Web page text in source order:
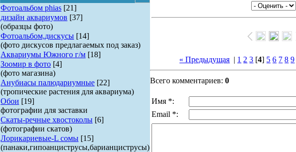
Фотоальбом phias [21]
дизайн аквариумов [37]
(образцы фото)
Фотоальбом,дискусы [14]
(фото дискусов предлагаемых под заказ)
Аквариумы Южного г/м [18]
Зоомир в фото [4]
(фото магазина)
Анубиасы палюдариумные [22]
(тропические растения для аквариума)
Обои [19]
фотографии для заставки
Скаты-речные хвостоколы [6]
(фотографии скатов)
Лорикариевые-L сомы [15]
(панаки,гипоанциструсы,барианциструсы)
« Предыдущая | 1 2 3 [4] 5 6 7 8 9
Всего комментариев: 0
Имя *:
Email *: